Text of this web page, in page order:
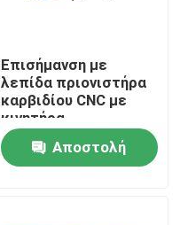
Επισήμανση με
λεπίδα πριονιστήρα
καρβιδίου CNC με
κινητήρα
μετατροπέα
εξοικονόμησης
ενέργειας
Αποστολή